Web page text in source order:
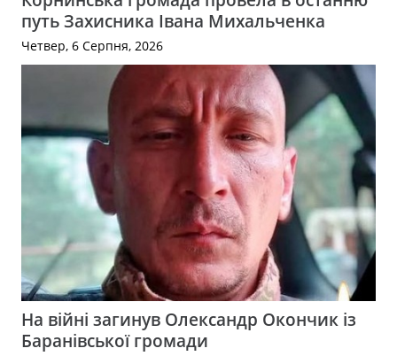
путь Захисника Івана Михальченка
Четвер, 6 Серпня, 2026
На війні загинув Олександр Окончик із
Баранівської громади